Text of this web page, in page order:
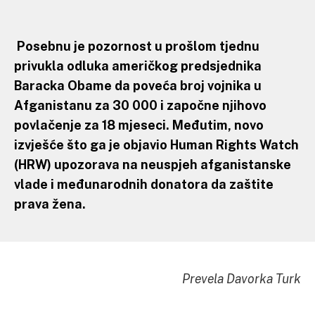
Posebnu je pozornost u prošlom tjednu
privukla odluka američkog predsjednika
Baracka Obame da poveća broj vojnika u
Afganistanu za 30 000 i započne njihovo
povlačenje za 18 mjeseci. Međutim, novo
izvješće što ga je objavio Human Rights Watch
(HRW) upozorava na neuspjeh afganistanske
vlade i međunarodnih donatora da zaštite
prava žena.
Prevela Davorka Turk